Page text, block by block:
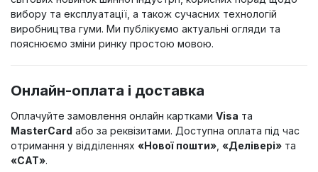
вибору та експлуатації, а також сучасних технологій
виробництва гуми. Ми публікуємо актуальні огляди та
пояснюємо зміни ринку простою мовою.
Онлайн-оплата і доставка
Оплачуйте замовлення онлайн картками Visa та
MasterCard або за реквізитами. Доступна оплата під час
отримання у відділеннях «Нової пошти» «Делівері» та
«САТ».